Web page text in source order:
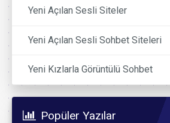
Yeni Açılan Sesli Siteler
Yeni Açılan Sesli Sohbet Siteleri
Yeni Kızlarla Görüntülü Sohbet
Popüler Yazılar